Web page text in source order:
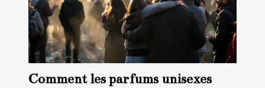
Comment les parfums unisexes